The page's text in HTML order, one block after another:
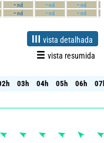
-nd
-nd
-nd
-nd
-nd
-nd
vista detalhada
vista resumida
03h 04h 05h 06h
03h 04h 05h 06h